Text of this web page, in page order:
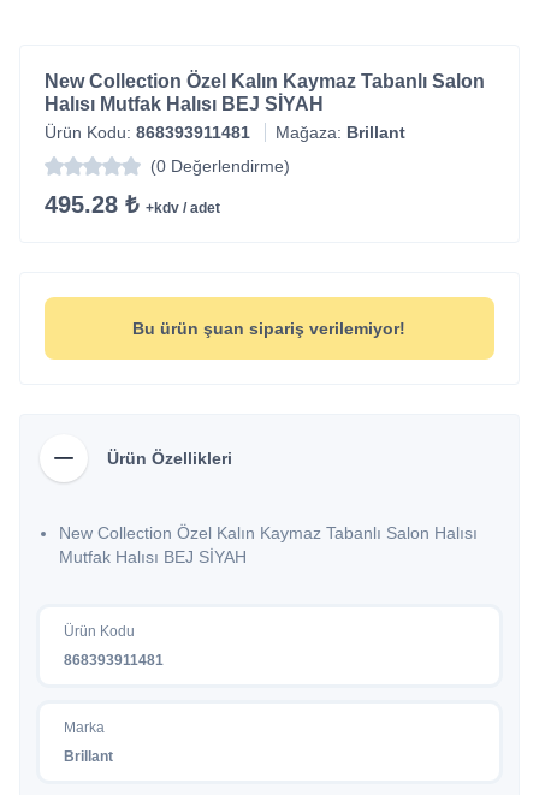
New Collection Özel Kalın Kaymaz Tabanlı Salon
Halısı Mutfak Halısı BEJ SİYAH
Ürün Kodu: 868393911481 Mağaza: Brillant
(0 Değerlendirme)
495.28 ₺ +kdv / adet
Bu ürün şuan sipariş verilemiyor!
Ürün Özellikleri
New Collection Özel Kalın Kaymaz Tabanlı Salon Halısı
Mutfak Halısı BEJ SİYAH
Ürün Kodu
868393911481
Marka
Brillant